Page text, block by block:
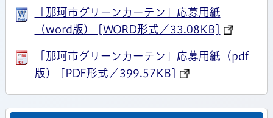
「那珂市グリーンカーテン」応募用紙
（word版） [WORD形式／33.08KB]
「那珂市グリーンカーテン」応募用紙（pdf
版） [PDF形式／399.57KB]